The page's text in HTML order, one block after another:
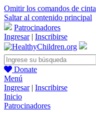
Omitir los comandos de cinta
Saltar al contenido principal
Patrocinadores
Ingresar| Inscribirse
Donate
Menú
Ingresar| Inscribirse
Inicio
Patrocinadores